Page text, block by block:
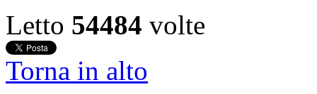
Letto 54484 volte
Torna in alto